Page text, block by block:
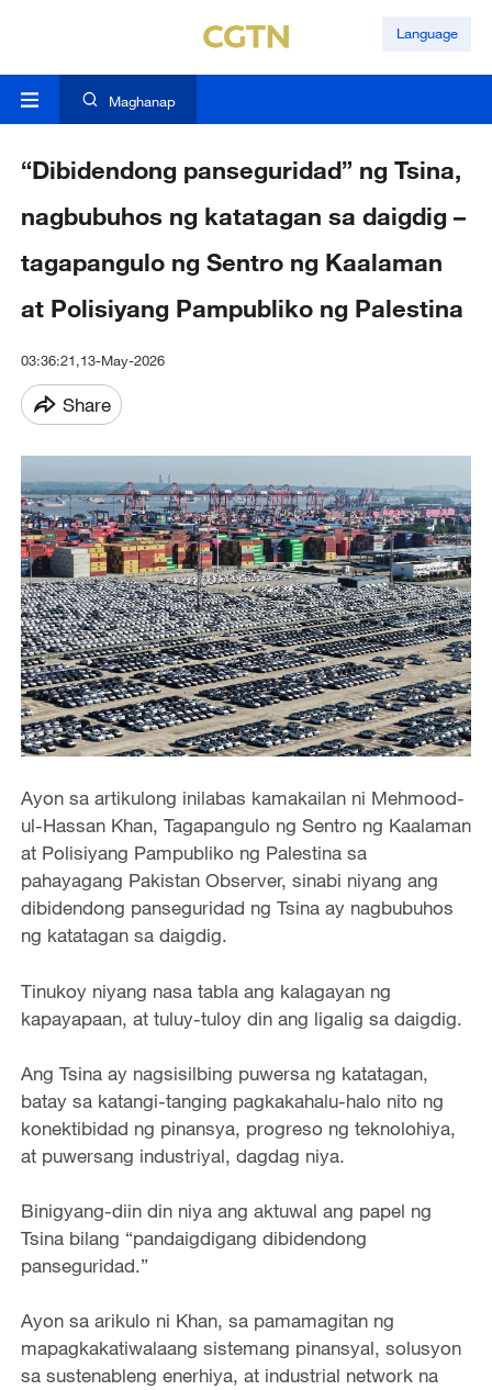
Language
Maghanap
“Dibidendong panseguridad” ng Tsina,
nagbubuhos ng katatagan sa daigdig –
tagapangulo ng Sentro ng Kaalaman
at Polisiyang Pampubliko ng Palestina
03:36:21,13-May-2026
Share
Ayon sa artikulong inilabas kamakailan ni Mehmood-
ul-Hassan Khan, Tagapangulo ng Sentro ng Kaalaman
at Polisiyang Pampubliko ng Palestina sa
pahayagang Pakistan Observer, sinabi niyang ang
dibidendong panseguridad ng Tsina ay nagbubuhos
ng katatagan sa daigdig.
Tinukoy niyang nasa tabla ang kalagayan ng
kapayapaan, at tuluy-tuloy din ang ligalig sa daigdig.
Ang Tsina ay nagsisilbing puwersa ng katatagan,
batay sa katangi-tanging pagkakahalu-halo nito ng
konektibidad ng pinansya, progreso ng teknolohiya,
at puwersang industriyal, dagdag niya.
Binigyang-diin din niya ang aktuwal ang papel ng
Tsina bilang “pandaigdigang dibidendong
panseguridad.”
Ayon sa arikulo ni Khan, sa pamamagitan ng
mapagkakatiwalaang sistemang pinansyal, solusyon
sa sustenableng enerhiya, at industrial network na